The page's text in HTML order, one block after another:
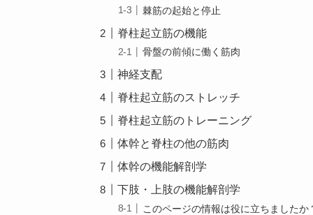
棘筋の起始と停止
脊柱起立筋の機能
骨盤の前傾に働く筋肉
神経支配
脊柱起立筋のストレッチ
脊柱起立筋のトレーニング
体幹と脊柱の他の筋肉
体幹の機能解剖学
下肢・上肢の機能解剖学
このページの情報は役に立ちましたか